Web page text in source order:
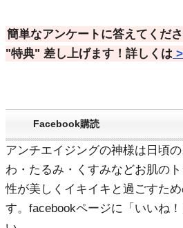
簡単なアンケートに答えてくだ
"特典" 差し上げます！詳しくは
Facebook購読
アンチエイジングの神様は日頃
わ・たるみ・くすみなどお肌の
性が美しくイキイキと過ごすた
す。facebookページに「いいね